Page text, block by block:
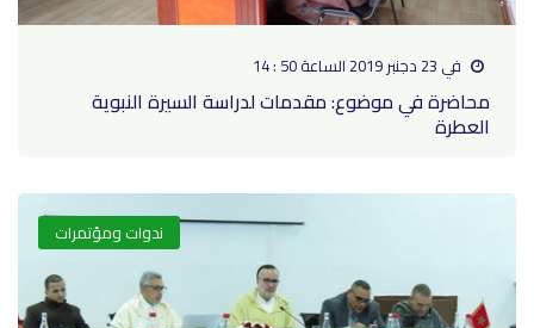
في 23 دجنبر 2019 الساعة 50 : 14
محاضرة في موضوع: مقدمات لدراسة السيرة النبوية
العطرة
ندوات ومؤتمرات